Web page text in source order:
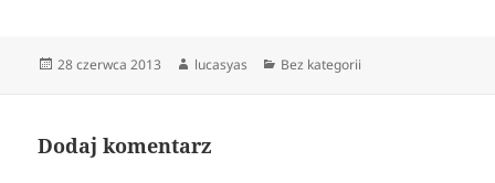
Data
28 czerwca 2013 Autor
lucasyas Kategorie
Bez kategorii
Dodaj komentarz